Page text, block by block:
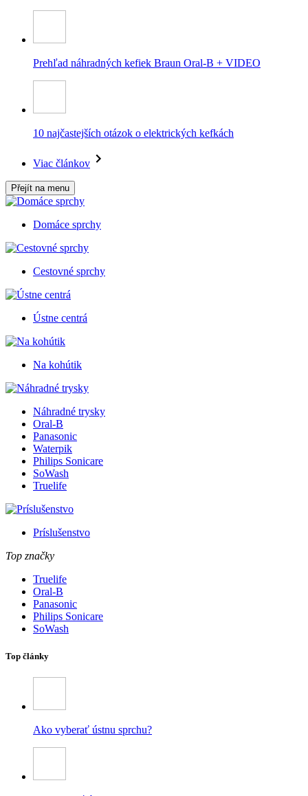
Prehľad náhradných kefiek Braun Oral-B + VIDEO
10 najčastejších otázok o elektrických kefkách
Viac článkov
Přejít na menu
Domáce sprchy
Cestovné sprchy
Ústne centrá
Na kohútik
Náhradné trysky
Oral-B
Panasonic
Waterpik
Philips Sonicare
SoWash
Truelife
Príslušenstvo
Top značky
Truelife
Oral-B
Panasonic
Philips Sonicare
SoWash
Top články
Ako vyberať ústnu sprchu?